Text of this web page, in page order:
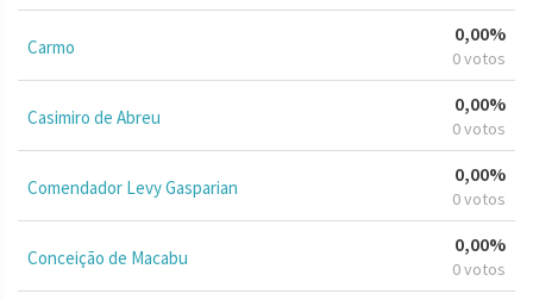
Carmo
0,00%
0 votos
Casimiro de Abreu
0,00%
0 votos
Comendador Levy Gasparian
0,00%
0 votos
Conceição de Macabu
0,00%
0 votos